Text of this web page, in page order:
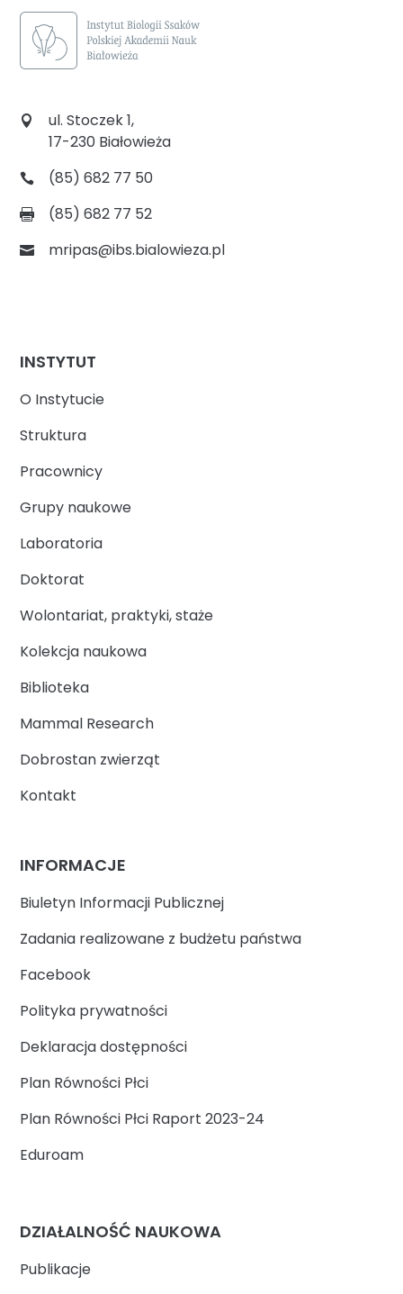
ul. Stoczek 1,
17-230 Białowieża
(85) 682 77 50
(85) 682 77 52
mripas@ibs.bialowieza.pl
INSTYTUT
O Instytucie
Struktura
Pracownicy
Grupy naukowe
Laboratoria
Doktorat
Wolontariat, praktyki, staże
Kolekcja naukowa
Biblioteka
Mammal Research
Dobrostan zwierząt
Kontakt
INFORMACJE
Biuletyn Informacji Publicznej
Zadania realizowane z budżetu państwa
Facebook
Polityka prywatności
Deklaracja dostępności
Plan Równości Płci
Plan Równości Płci Raport 2023-24
Eduroam
DZIAŁALNOŚĆ NAUKOWA
Publikacje